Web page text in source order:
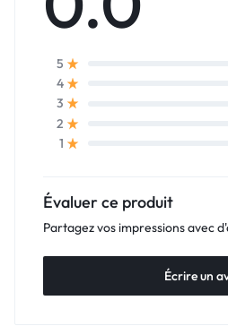
5
4
3
2
1
Évaluer ce produit
Partagez vos impressions avec
Écrire un